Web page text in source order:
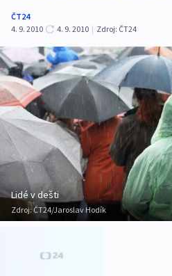
ČT24
4. 9. 2010
4. 9. 2010 | Zdroj: ČT24
Lidé v dešti
Zdroj:ČT24/Jaroslav Hodík